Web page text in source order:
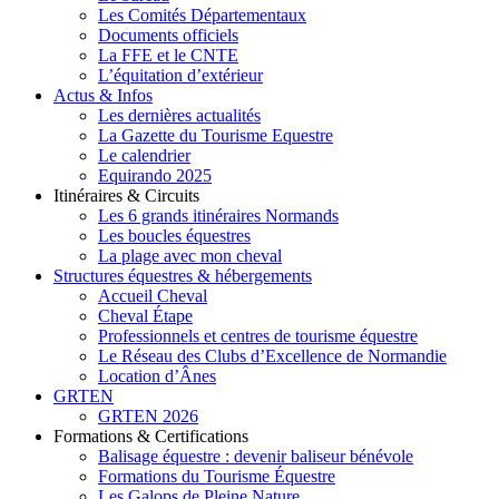
Les Comités Départementaux
Documents officiels
La FFE et le CNTE
L’équitation d’extérieur
Actus & Infos
Les dernières actualités
La Gazette du Tourisme Equestre
Le calendrier
Equirando 2025
Itinéraires & Circuits
Les 6 grands itinéraires Normands
Les boucles équestres
La plage avec mon cheval
Structures équestres & hébergements
Accueil Cheval
Cheval Étape
Professionnels et centres de tourisme équestre
Le Réseau des Clubs d’Excellence de Normandie
Location d’Ânes
GRTEN
GRTEN 2026
Formations & Certifications
Balisage équestre : devenir baliseur bénévole
Formations du Tourisme Équestre